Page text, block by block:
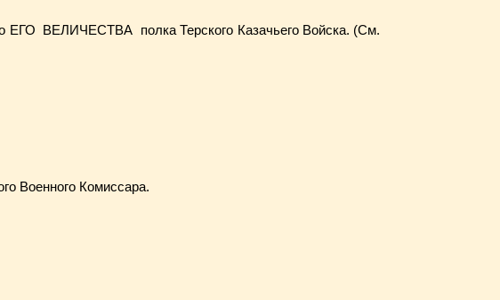
ЕГО ВЕЛИЧЕСТВА полка Терского Казачьего Войска. (См.
Военного Комиссара.